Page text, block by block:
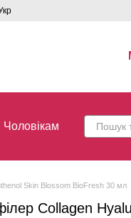
Чоловікам
Skin Blossom BioFresh 30 мл
Collagen